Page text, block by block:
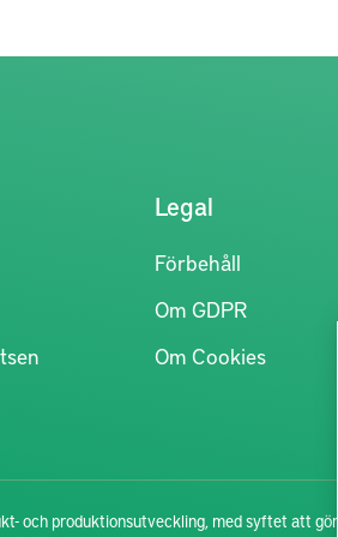
Legal
Förbehåll
Om GDPR
Om Cookies
och produktionsutveckling, med syftet att göra